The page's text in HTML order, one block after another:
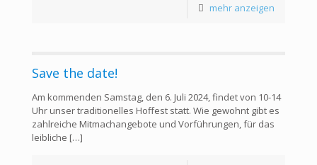
mehr anzeigen
Save the date!
Am kommenden Samstag, den 6. Juli 2024, findet von 10-14
Uhr unser traditionelles Hoffest statt. Wie gewohnt gibt es
zahlreiche Mitmachangebote und Vorführungen, für das
leibliche […]